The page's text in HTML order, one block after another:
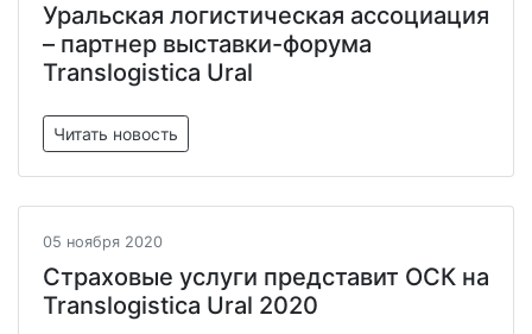
Уральская логистическая ассоциация
– партнер выставки-форума
Translogistica Ural
Читать новость
05 ноября 2020
Страховые услуги представит ОСК на
Translogistica Ural 2020